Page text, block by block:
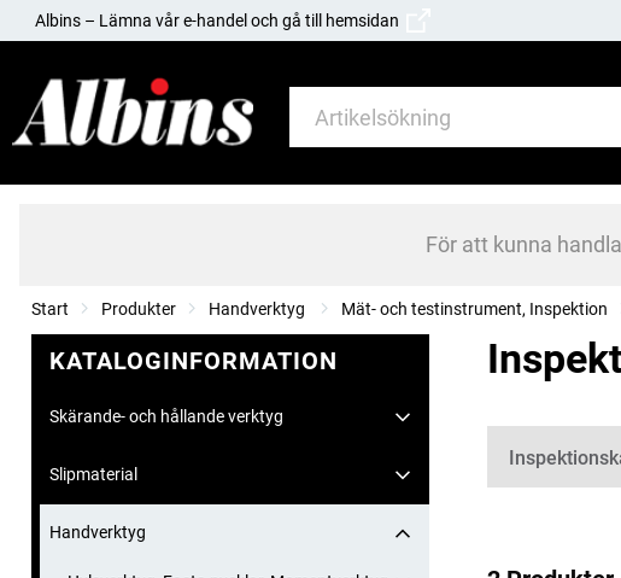
Albins – Lämna vår e-handel och gå till hemsidan
För att kunna
Start Produkter Handverktyg Mät- och testinstrument, Inspektion
KATALOGINFORMATION
Skärande- och hållande verktyg
Slipmaterial
Handverktyg
Kategorier